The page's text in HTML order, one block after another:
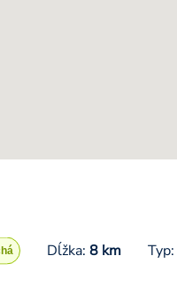
Dĺžka: 8 km Typ: